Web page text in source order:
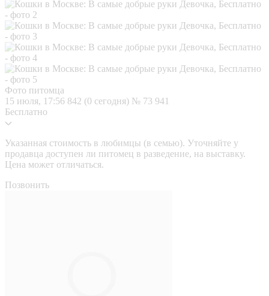
Фото питомца
15 июля, 17:56 842 (0 сегодня) № 73 941
Бесплатно
Указанная стоимость в любимцы (в семью). Уточняйте у
продавца доступен ли питомец в разведение, на выставку.
Цена может отличаться.
Позвонить